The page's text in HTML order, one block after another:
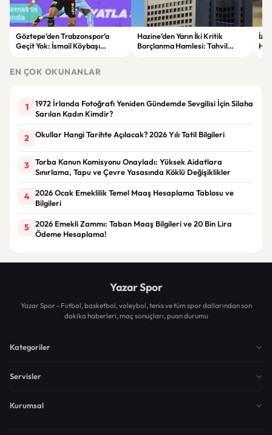
Göztepe’den Trabzonspor’a
Geçit Yok: İsmail Köybaşı
Hazine’den Yarın İki Kritik
Borçlanma Hamlesi: Tahvil
EN ÇOK OKUNANLAR
1
1972 İrlanda Fotoğrafı Yeniden Gündemde Sevgilisi İçin Silaha
Sarılan Kadın Kimdir?
2 Okullar Hangi Tarihte Açılacak? 2026 Yılı Tatil Bilgileri
3
Torba Kanun Komisyonu Onayladı: Yüksek Aidatlara
Sınırlama, Tapu ve Çevre Yasasında Köklü Değişiklikler
4
2026 Ocak Emeklilik Temel Maaş Hesaplama Tablosu ve
Bilgileri
5
2026 Emekli Zammı: Taban Maaş Bilgileri ve 20 Bin Lira
Ödeme Hesaplama!
Yazar Spor
Yazar Spor - Futbol, basketbol, voleybol, tenis ve tüm spor dallarından son
dakika haberleri, maç sonuçları, puan durumu
Kategoriler
Servisler
Kurumsal